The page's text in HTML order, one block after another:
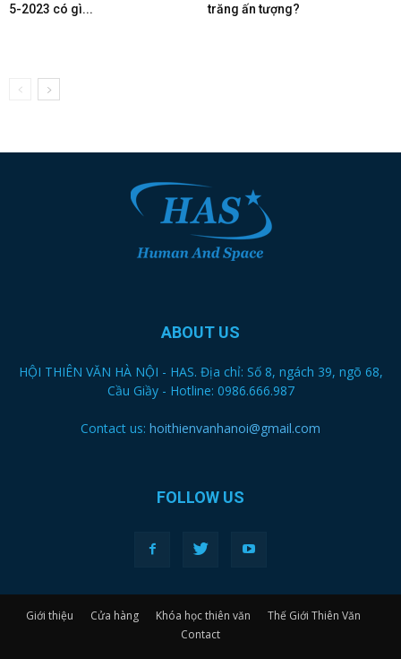
5-2023 có gì...
trăng ấn tượng?
ABOUT US
HỘI THIÊN VĂN HÀ NỘI - HAS. Địa chỉ: Số 8, ngách 39, ngõ 68,
Cầu Giầy - Hotline: 0986.666.987
Contact us: hoithienvanhanoi@gmail.com
FOLLOW US
Giới thiệu Cửa hàng Khóa học thiên văn
Thế Giới Thiên Văn
Contact